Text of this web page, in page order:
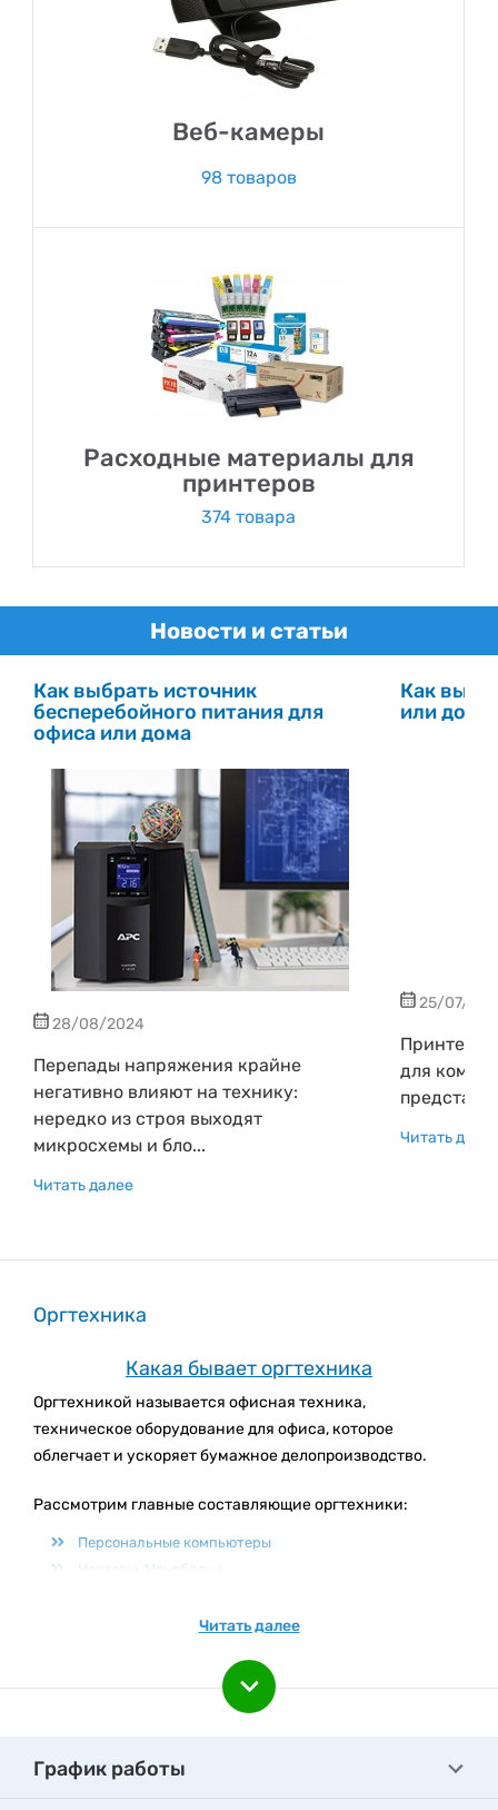
Веб-камеры
98 товаров
Расходные материалы для
принтеров
374 товара
Новости и статьи
Как выбрать источник
бесперебойного питания для
офиса или дома
28/08/2024
Перепады напряжения крайне
негативно влияют на технику:
нередко из строя выходят
микросхемы и бло...
Читать далее
Как
или дома
25/07/
Принтер -
для
Читать
Оргтехника
Какая бывает оргтехника
Оргтехникой называется офисная техника,
техническое оборудование для офиса, которое
облегчает и ускоряет бумажное делопроизводство.
Рассмотрим главные составляющие оргтехники:
Персональные компьютеры
Неттопы, Моноблоки
Сетевое оборудование
Источники питания (ИБП)
Сетевые фильтры
Графические планшеты
Читать далее
График работы